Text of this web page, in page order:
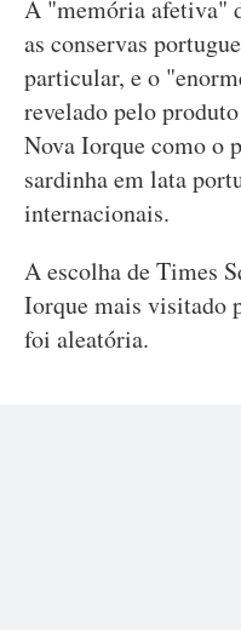
A "memória afetiva"
as conservas
particular, e o
revelado pelo
Nova Iorque como o
sardinha em lata
internacionais.
A escolha de Times
Iorque mais visitado
foi aleatória.